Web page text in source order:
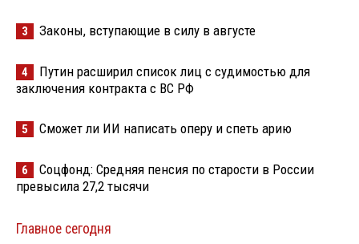
3 Законы, вступающие в силу в августе
4
Путин расширил список лиц с судимостью для
заключения контракта с ВС РФ
5 Сможет ли ИИ написать оперу и спеть арию
6
Соцфонд: Средняя пенсия по старости в России
превысила 27,2 тысячи
Главное сегодня